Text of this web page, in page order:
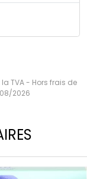
TVA - Hors frais de
2026